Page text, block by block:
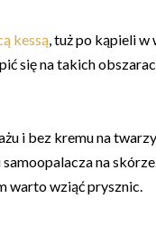
kessą , tuż po kąpieli
się na takich
i bez kremu na
na
warto wziąć prysznic.